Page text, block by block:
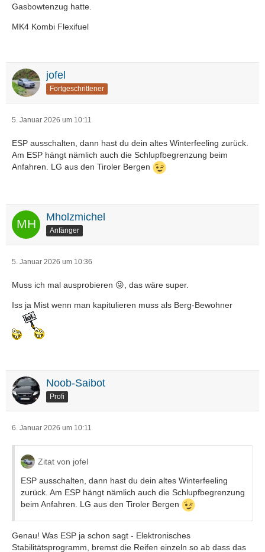
Gasbowtenzug hatte.
MK4 Kombi Flexifuel
jofel
Fortgeschrittener
5. Januar 2026 um 10:11
ESP ausschalten, dann hast du dein altes Winterfeeling zurück.
Am ESP hängt nämlich auch die Schlupfbegrenzung beim
Anfahren. LG aus den Tiroler Bergen
Mholzmichel
Anfänger
5. Januar 2026 um 10:36
Muss ich mal ausprobieren 😜, das wäre super.
Iss ja Mist wenn man kapitulieren muss als Berg-Bewohner
Noob-Saibot
Profi
6. Januar 2026 um 10:11
Zitat von jofel
ESP ausschalten, dann hast du dein altes Winterfeeling
zurück. Am ESP hängt nämlich auch die Schlupfbegrenzung
beim Anfahren. LG aus den Tiroler Bergen
Genau! Was ESP ja schon sagt - Elektronisches
Stabilitätsprogramm, bremst die Reifen einzeln so ab dass das